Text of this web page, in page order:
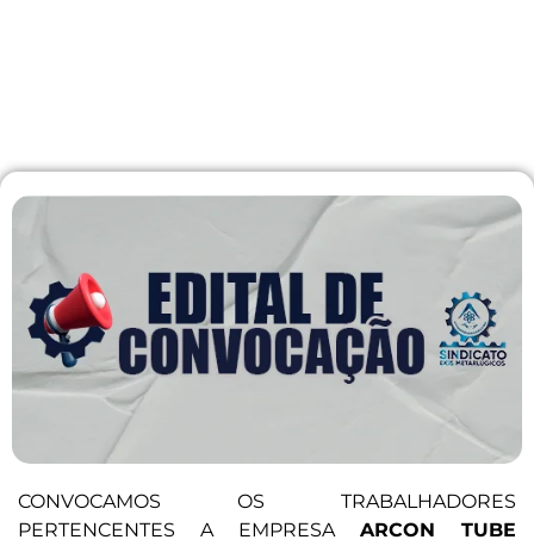
CONVOCAMOS OS TRABALHADORES
PERTENCENTES A EMPRESA ARCON TUBE